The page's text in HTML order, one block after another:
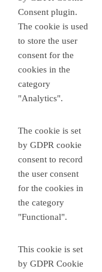
Consent plugin.
The cookie is used
to store the user
consent for the
cookies in the
category
"Analytics".
The cookie is set
by GDPR cookie
consent to record
the user consent
for the cookies in
the category
"Functional".
This cookie is set
by GDPR Cookie